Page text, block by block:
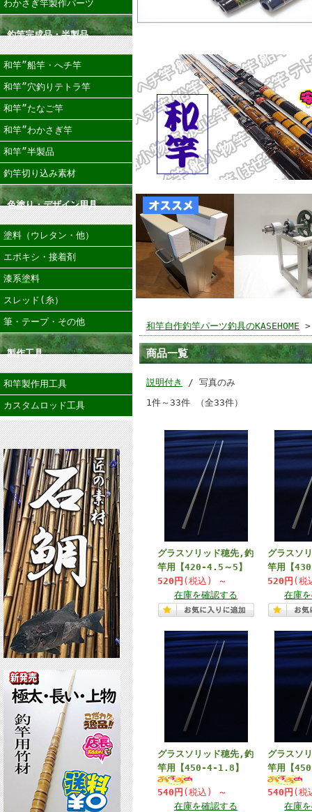
わかさぎ竿製作パーツ
釣竿完成品・半製品
和竿”船竿・へチ竿
和竿”穴釣りテトラ竿
和竿”たなご竿
和竿”わかさぎ竿
和竿”半製品
釣竿切り込み素材
色塗り・デザイン用具
塗料（ウレタン・他）
エポキシ・接着剤
漆系塗料
スレッド(糸）
筆・テープ・その他
製作工具
和竿製作用工具
カスタムロッド工具
和竿自作釣竿パーツ釣具のKASEHOME >
商品一覧
説明付き
/ 写真のみ
1件～33件 （全33件）
グラスソリッド穂先,釣
竿用【420-4.5～5】
520円 (税込)
～
在庫を確認する
グラスソ
竿用【
520円 (税
在庫
グラスソリッド穂先,釣
竿用【450-4-1.8】
540円 (税込)
～
在庫を確認する
グラスソ
竿用【
540円 (税
在庫